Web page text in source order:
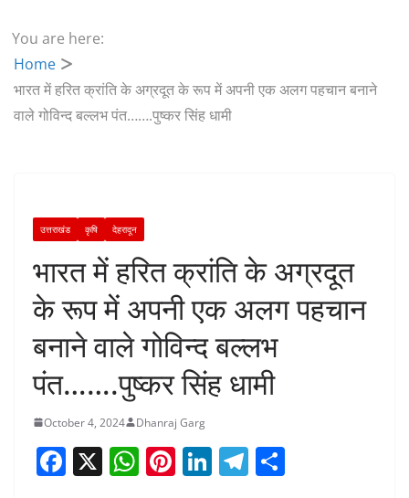
You are here:
Home
भारत में हरित क्रांति के अग्रदूत के रूप में अपनी एक अलग पहचान बनाने
वाले गोविन्द बल्लभ पंत…….पुष्कर सिंह धामी
उत्तराखंड कृषि देहरादून
भारत में हरित क्रांति के अग्रदूत
के रूप में अपनी एक अलग पहचान
बनाने वाले गोविन्द बल्लभ
पंत…….पुष्कर सिंह धामी
October 4, 2024 Dhanraj Garg
F
a
X W
h
Pi
nt
Li
n
T
el h